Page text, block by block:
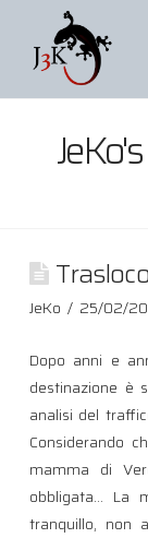
JeKo 25/02/
Dopo anni e
destinazione è
analisi del
Considerando
mamma di
obbligata… La
tranquillo, non